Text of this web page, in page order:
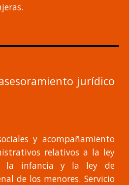
jurídico
y acompañamiento
relativos a la ley
la infancia y la ley de
de los menores. Servicio